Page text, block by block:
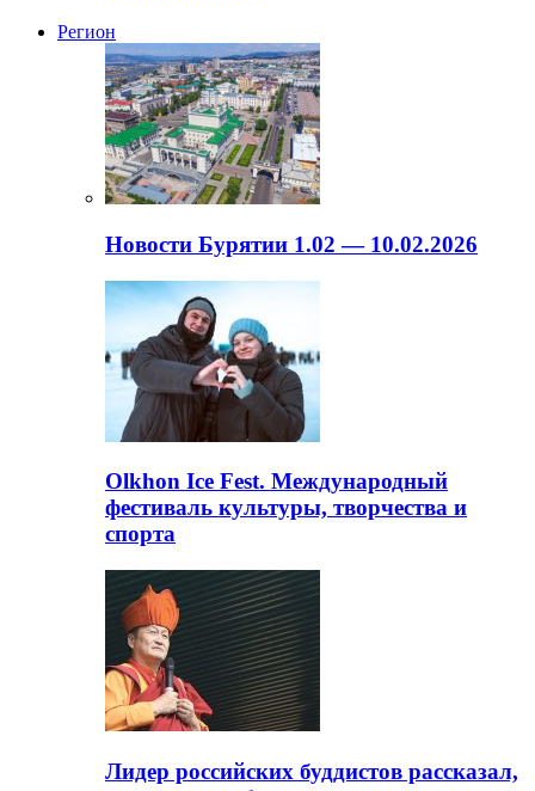
Регион
Новости Бурятии 1.02 — 10.02.2026
Olkhon Ice Fest. Международный
фестиваль культуры, творчества и
спорта
Лидер российских буддистов рассказал,